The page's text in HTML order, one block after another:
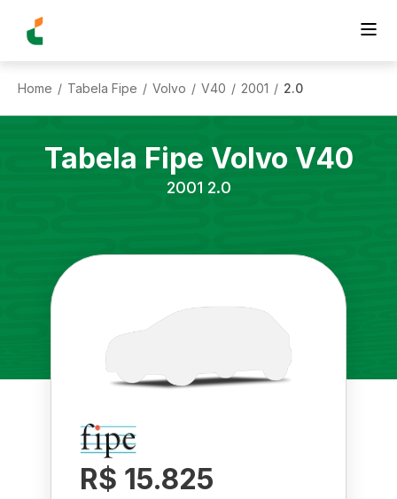
Home / Tabela Fipe / Volvo / V40 / 2001 / 2.0
Tabela Fipe Volvo V40
2001 2.0
R$ 15.825